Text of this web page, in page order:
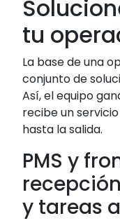
tu
La base de una
conjunto de
Así, el equipo
recibe un
hasta la salida.
PMS y
y tareas